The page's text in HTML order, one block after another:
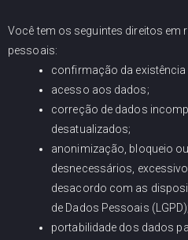
Você tem os seguintes direitos em
pessoais:
confirmação da
acesso aos dados;
correção de dados
desatualizados;
anonimização, bloqueio
desnecessários,
desacordo com as
de Dados Pessoais (LGPD);
portabilidade dos dados